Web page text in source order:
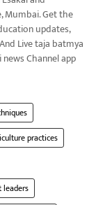
Mumbai. Get the
updates,
And Live taja batmya
Channel app
practices
leaders